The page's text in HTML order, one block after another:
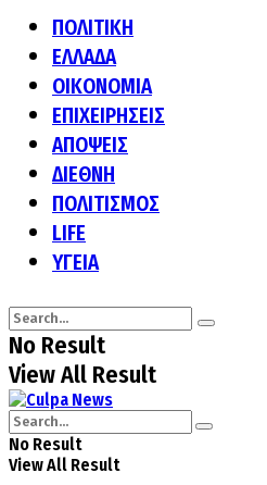
ΠΟΛΙΤΙΚΗ
ΕΛΛΑΔΑ
ΟΙΚΟΝΟΜΙΑ
ΕΠΙΧΕΙΡΗΣΕΙΣ
ΑΠΟΨΕΙΣ
ΔΙΕΘΝΗ
ΠΟΛΙΤΙΣΜΟΣ
LIFE
ΥΓΕΙΑ
No Result
View All Result
No Result
View All Result